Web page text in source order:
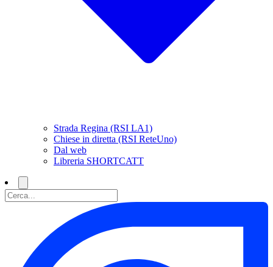
Strada Regina (RSI LA1)
Chiese in diretta (RSI ReteUno)
Dal web
Libreria SHORTCATT